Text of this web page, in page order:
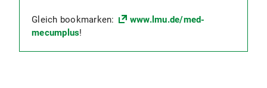
Gleich bookmarken:
www.lmu.de/med-
mecumplus!